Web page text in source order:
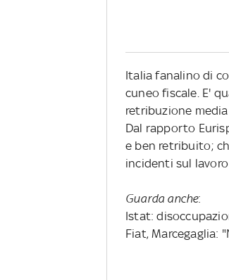
Italia fanalino di
cuneo fiscale. E'
retribuzione
Dal rapporto
e ben retribuito;
incidenti sul
Guarda anche:
Istat:
Fiat, Marcegaglia: